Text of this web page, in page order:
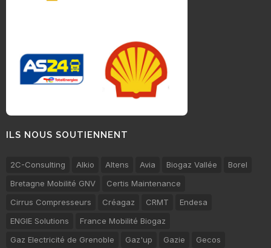
ILS NOUS SOUTIENNENT
2C-Consulting Alkio Altens Avia Biogaz Vallée
Borel
Bretagne Mobilité GNV
Certis Maintenance
Cirrus Compresseurs
Créagaz CRMT
Endesa
ENGIE Solutions
France Mobilité Biogaz
Gaz Electricité de Grenoble
Gaz'up Gazie Gecos